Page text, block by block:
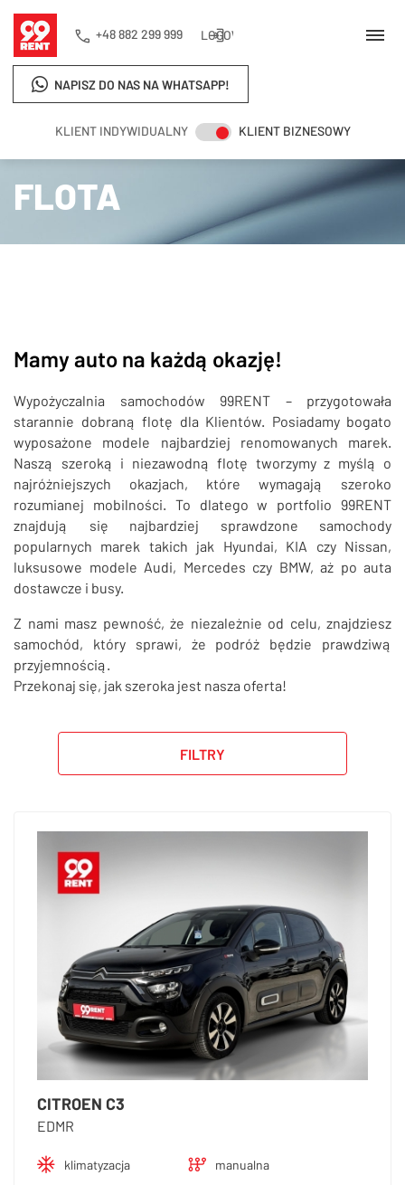
KLIENT INDYWIDUALNY KLIENT BIZNESOWY
NAPISZ DO NAS NA WHATSAPP!
+48 882 299 999 LOGOWANIE
SZUKAJ
Strona główna Flota
FLOTA
Mamy auto na każdą okazję!
Wypożyczalnia samochodów 99RENT – przygotowała
starannie dobraną flotę dla Klientów. Posiadamy bogato
wyposażone modele najbardziej renomowanych marek.
Naszą szeroką i niezawodną flotę tworzymy z myślą o
najróżniejszych okazjach, które wymagają szeroko
rozumianej mobilności. To dlatego w portfolio 99RENT
znajdują się najbardziej sprawdzone samochody
popularnych marek takich jak Hyundai, KIA czy Nissan,
luksusowe modele Audi, Mercedes czy BMW, aż po auta
dostawcze i busy.
Z nami masz pewność, że niezależnie od celu, znajdziesz
samochód, który sprawi, że podróż będzie prawdziwą
przyjemnością.
Przekonaj się, jak szeroka jest nasza oferta!
FILTRY
CITROEN C3
EDMR
klimatyzacja
manualna